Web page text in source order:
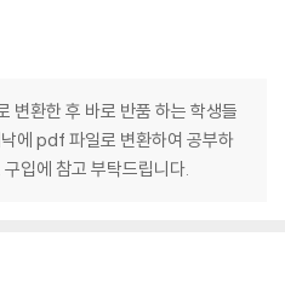
변환한 후 바로 반품 하는 학생들
에 pdf 파일로 변환하여 공부하
입에 참고 부탁드립니다.